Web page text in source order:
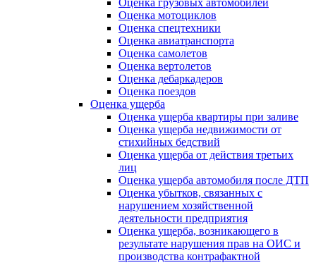
Оценка грузовых автомобилей
Оценка мотоциклов
Оценка спецтехники
Оценка авиатранспорта
Оценка самолетов
Оценка вертолетов
Оценка дебаркадеров
Оценка поездов
Оценка ущерба
Оценка ущерба квартиры при заливе
Оценка ущерба недвижимости от
стихийных бедствий
Оценка ущерба от действия третьих
лиц
Оценка ущерба автомобиля после ДТП
Оценка убытков, связанных с
нарушением хозяйственной
деятельности предприятия
Оценка ущерба, возникающего в
результате нарушения прав на ОИС и
производства контрафактной